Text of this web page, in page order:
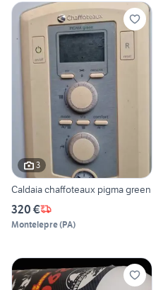
3
Caldaia chaffoteaux pigma green
320 €
Montelepre(PA)